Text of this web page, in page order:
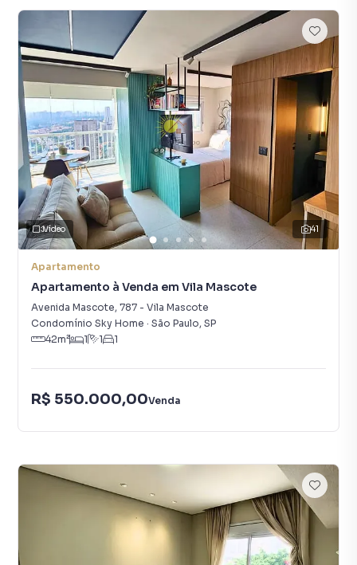
41
Vídeo
Apartamento
Apartamento à Venda em Vila Mascote
Avenida Mascote, 787 - Vila Mascote
Condomínio Sky Home · São Paulo, SP
42m² 1 1 1
R$ 550.000,00Venda